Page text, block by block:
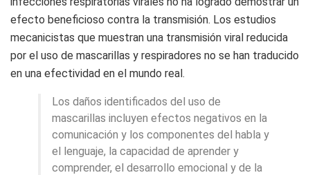
efecto beneficioso contra la transmisión. Los estudios
mecanicistas que muestran una transmisión viral reducida
por el uso de mascarillas y respiradores no se han traducido
en una efectividad en el mundo real.
Los daños identificados del uso de
mascarillas incluyen efectos negativos en la
comunicación y los componentes del habla y
el lenguaje, la capacidad de aprender y
comprender, el desarrollo emocional y de la